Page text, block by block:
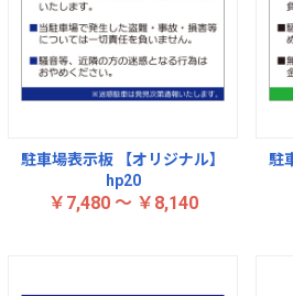
駐車場表示板 【オリジナル】
hp20
￥7,480 ～ ￥8,140
駐